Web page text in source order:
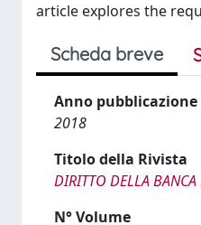
article explores the
Scheda breve
Anno pubblicazione
2018
Titolo della Rivista
DIRITTO DELLA
N° Volume